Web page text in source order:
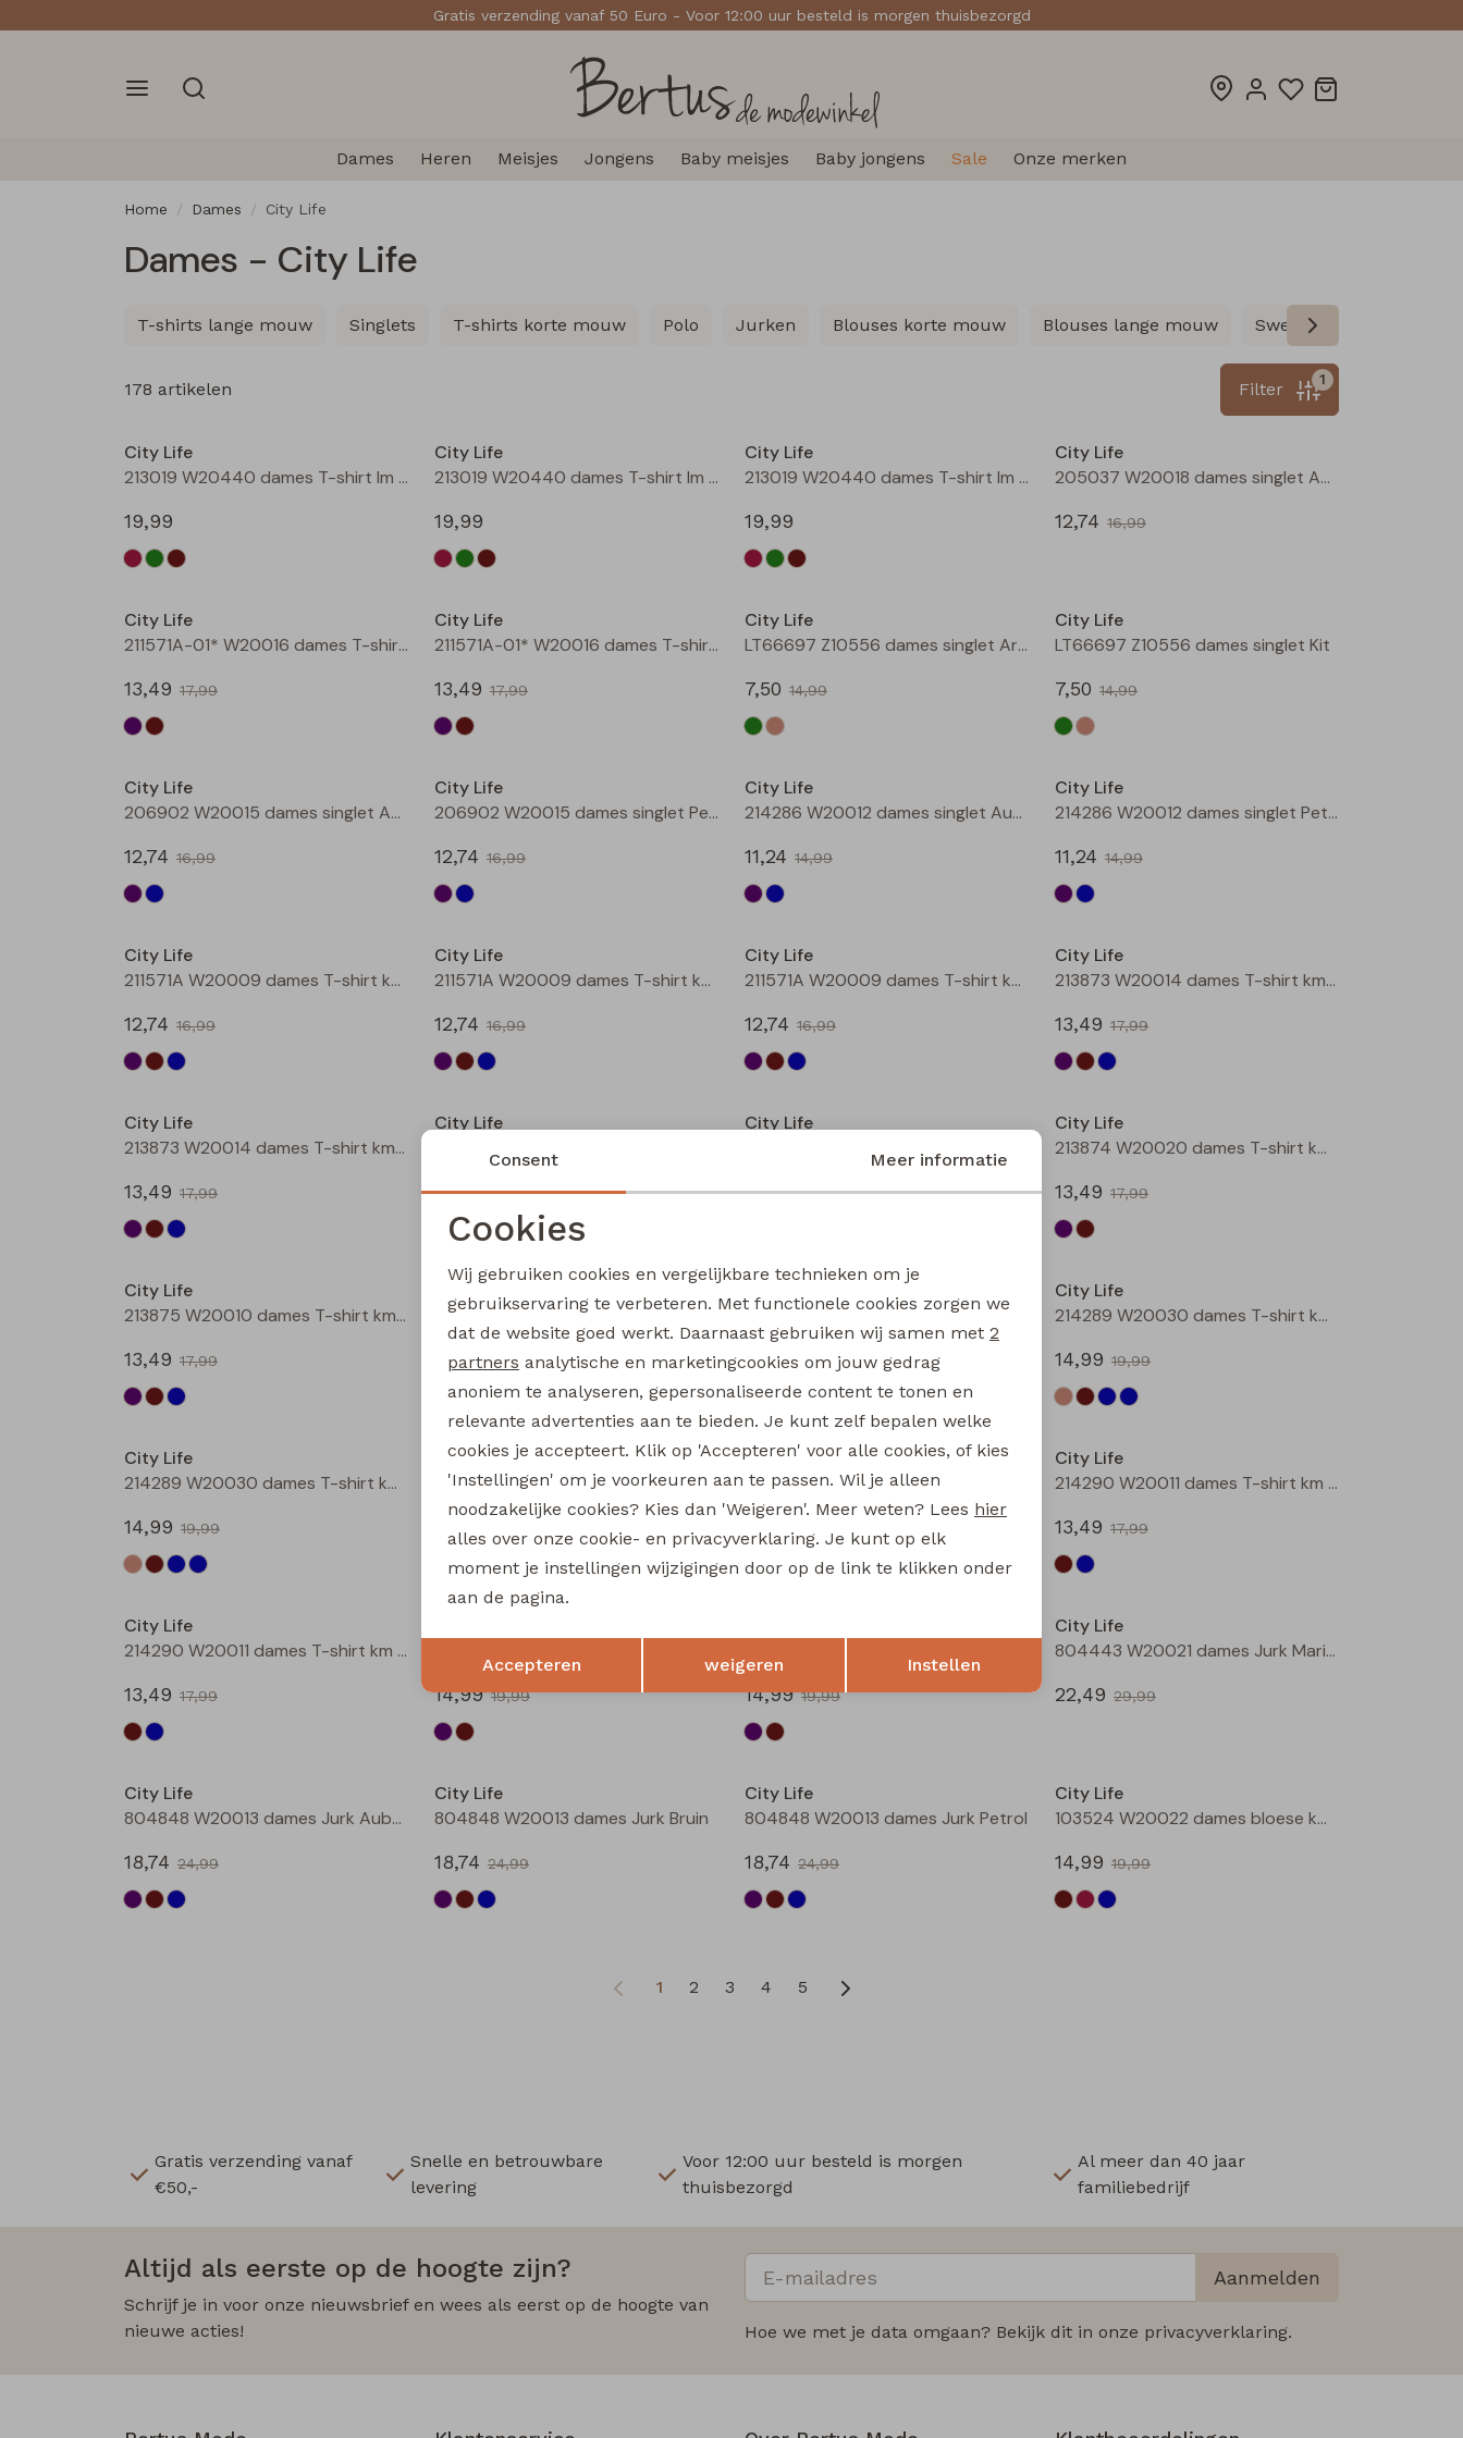
Gratis verzending vanaf 50 Euro - Voor 12:00 uur besteld is morgen thuisbezorgd
Dames Heren Meisjes Jongens Baby meisjes Baby jongens Sale Onze merken
Home Dames City Life
Dames - City Life
Singlets T-shirts korte mouw
T-shirts lange mouw Polo Jurken Blouses korte mouw Blouses lange mouw Sweatshirts
178 artikelen 1
Filter
City Life
213019 W20440 dames T-shirt lm Bordeaux
19,99
City Life
213019 W20440 dames T-shirt lm Moss
19,99
City Life
213019 W20440 dames T-shirt lm Bruin
19,99
City Life
205037 W20018 dames singlet Aubergine
12,74 16,99
City Life
211571A-01* W20016 dames T-shirt km aubergine
13,49 17,99
City Life
211571A-01* W20016 dames T-shirt km bruin
13,49 17,99
City Life
LT66697 Z10556 dames singlet Army
7,50 14,99
City Life
LT66697 Z10556 dames singlet Kit
7,50 14,99
City Life
206902 W20015 dames singlet Aubergine
12,74 16,99
City Life
206902 W20015 dames singlet Petrol
12,74 16,99
City Life
214286 W20012 dames singlet Aubergine
11,24 14,99
City Life
214286 W20012 dames singlet Petrol
11,24 14,99
City Life
211571A W20009 dames T-shirt km Aubergine
12,74 16,99
City Life
211571A W20009 dames T-shirt km Bruin
12,74 16,99
City Life
211571A W20009 dames T-shirt km Petrol
12,74 16,99
City Life
213873 W20014 dames T-shirt km Aubergine
13,49 17,99
City Life
213873 W20014 dames T-shirt km Bruin
13,49 17,99
City Life
13,49 17,99
City Life
13,49 17,99
City Life
213874 W20020 dames T-shirt km Bruin
13,49 17,99
City Life
213875 W20010 dames T-shirt km Aubergine
13,49 17,99
City Life
213875 W20010 dames T-shirt km Bruin
13,49 17,99
13,49
17,99
City Life
214289 W20030 dames T-shirt km Kit
14,99 19,99
City Life
214289 W20030 dames T-shirt km Bruin donker
14,99 19,99
Sale
City Life
214289 W20030 dames T-shirt km Marine
Sale
City Life
City Life
214290 W20011 dames T-shirt km Bruin
13,49 17,99
City Life
214290 W20011 dames T-shirt km Marine
13,49 17,99
Sale
14,99 19,99
14,99 19,99
City Life
804443 W20021 dames Jurk Marine
22,49 29,99
City Life
804848 W20013 dames Jurk Aubergine
18,74 24,99
City Life
804848 W20013 dames Jurk Bruin
18,74 24,99
City Life
804848 W20013 dames Jurk Petrol
18,74 24,99
City Life
103524 W20022 dames bloese km Bruin donker
14,99 19,99
1 2 3 4 5
Gratis verzending vanaf
€50,-
Snelle en betrouwbare
levering
Voor 12:00 uur besteld is morgen
thuisbezorgd
Al meer dan 40 jaar
familiebedrijf
Altijd als eerste op de hoogte zijn?
Schrijf je in voor onze nieuwsbrief en wees als eerst op de hoogte van
nieuwe acties!
Aanmelden
Hoe we met je data omgaan? Bekijk dit in onze privacyverklaring.
Noodzakelijke cookies
Analytische cookies Marketing cookies
Terug Opslaan
Consent Meer informatie
Cookies
Wij gebruiken cookies en vergelijkbare technieken om je
gebruikservaring te verbeteren. Met functionele cookies zorgen we
dat de website goed werkt. Daarnaast gebruiken wij samen met 2
partners analytische en marketingcookies om jouw gedrag
anoniem te analyseren, gepersonaliseerde content te tonen en
relevante advertenties aan te bieden. Je kunt zelf bepalen welke
cookies je accepteert. Klik op 'Accepteren' voor alle cookies, of kies
'Instellingen' om je voorkeuren aan te passen. Wil je alleen
noodzakelijke cookies? Kies dan 'Weigeren'. Meer weten? Lees hier
alles over onze cookie- en privacyverklaring. Je kunt op elk
moment je instellingen wijzigingen door op de link te klikken onder
aan de pagina.
Accepteren weigeren Instellen